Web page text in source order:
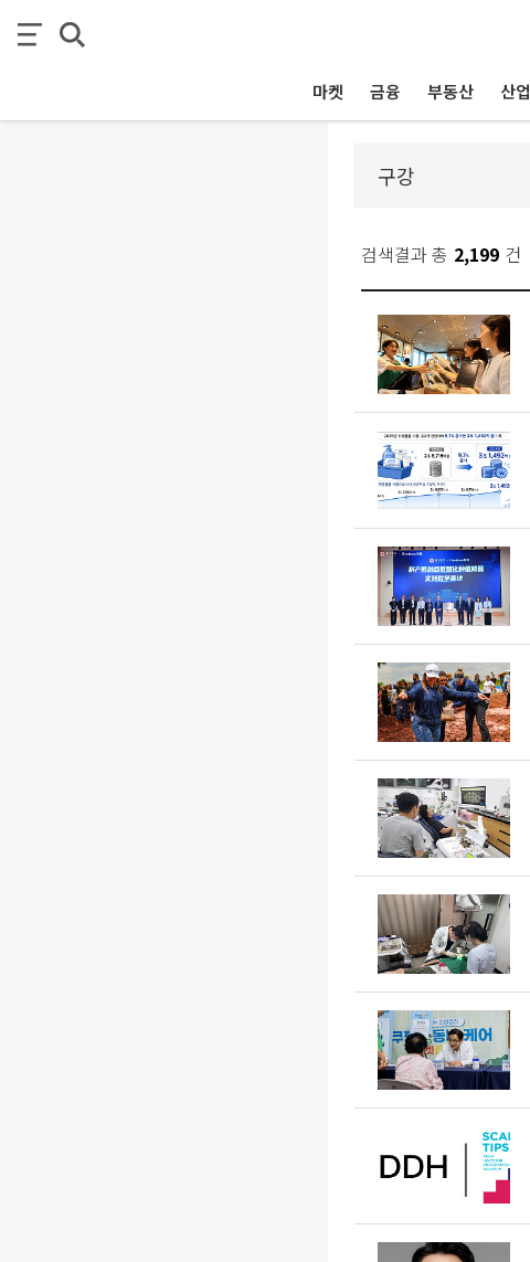
마켓 금융 부동산 산업
검색결과 총 2,199 건